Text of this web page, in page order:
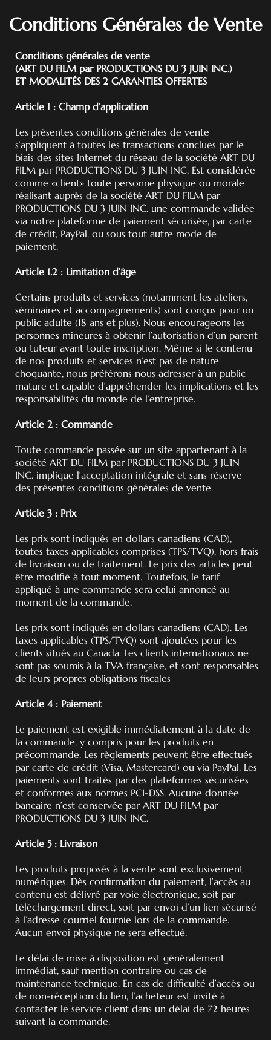
Conditions Générales de Vente
Conditions générales de vente
(ART DU FILM par PRODUCTIONS DU 3 JUIN INC.)
ET MODALITÉS DES 2 GARANTIES OFFERTES
Article 1 : Champ d’application
Les présentes conditions générales de vente
s’appliquent à toutes les transactions conclues par le
biais des sites Internet du réseau de la société ART DU
FILM par PRODUCTIONS DU 3 JUIN INC. Est considérée
comme «client» toute personne physique ou morale
réalisant auprès de la société ART DU FILM par
PRODUCTIONS DU 3 JUIN INC. une commande validée
via notre plateforme de paiement sécurisée, par carte
de crédit, PayPal, ou sous tout autre mode de
paiement.
Article 1.2 : Limitation d’âge
Certains produits et services (notamment les ateliers,
séminaires et accompagnements) sont conçus pour un
public adulte (18 ans et plus). Nous encourageons les
personnes mineures à obtenir l’autorisation d’un parent
ou tuteur avant toute inscription. Même si le contenu
de nos produits et services n’est pas de nature
choquante, nous préférons nous adresser à un public
mature et capable d’appréhender les implications et les
responsabilités du monde de l’entreprise.
Article 2 : Commande
Toute commande passée sur un site appartenant à la
société ART DU FILM par PRODUCTIONS DU 3 JUIN
INC. implique l’acceptation intégrale et sans réserve
des présentes conditions générales de vente.
Article 3 : Prix
Les prix sont indiqués en dollars canadiens (CAD),
toutes taxes applicables comprises (TPS/TVQ), hors frais
de livraison ou de traitement. Le prix des articles peut
être modifié à tout moment. Toutefois, le tarif
appliqué à une commande sera celui annoncé au
moment de la commande.
Les prix sont indiqués en dollars canadiens (CAD). Les
taxes applicables (TPS/TVQ) sont ajoutées pour les
clients situés au Canada. Les clients internationaux ne
sont pas soumis à la TVA française, et sont responsables
de leurs propres obligations fiscales
Article 4 : Paiement
Le paiement est exigible immédiatement à la date de
la commande, y compris pour les produits en
précommande. Les règlements peuvent être effectués
par carte de crédit (Visa, Mastercard) ou via PayPal. Les
paiements sont traités par des plateformes sécurisées
et conformes aux normes PCI-DSS. Aucune donnée
bancaire n’est conservée par ART DU FILM par
PRODUCTIONS DU 3 JUIN INC.
Article 5 : Livraison
Les produits proposés à la vente sont exclusivement
numériques. Dès confirmation du paiement, l’accès au
contenu est délivré par voie électronique, soit par
téléchargement direct, soit par envoi d’un lien sécurisé
à l’adresse courriel fournie lors de la commande.
Aucun envoi physique ne sera effectué.
Le délai de mise à disposition est généralement
immédiat, sauf mention contraire ou cas de
maintenance technique. En cas de difficulté d’accès ou
de non-réception du lien, l’acheteur est invité à
contacter le service client dans un délai de 72 heures
suivant la commande.